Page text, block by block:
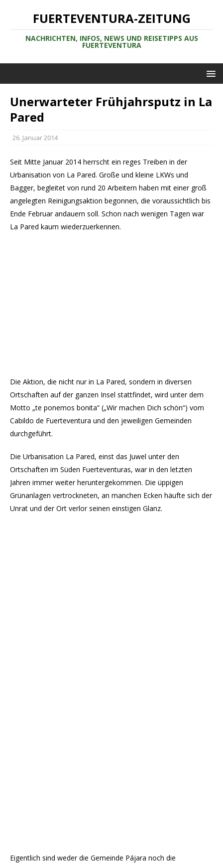
FUERTEVENTURA-ZEITUNG
NACHRICHTEN, INFOS, NEWS UND REISETIPPS AUS
FUERTEVENTURA
Unerwarteter Frühjahrsputz in La
Pared
26. Januar 2014
Seit Mitte Januar 2014 herrscht ein reges Treiben in der
Urbanisation von La Pared. Große und kleine LKWs und
Bagger, begleitet von rund 20 Arbeitern haben mit einer groß
angelegten Reinigungsaktion begonnen, die voraussichtlich bis
Ende Februar andauern soll. Schon nach wenigen Tagen war
La Pared kaum wiederzuerkennen.
Die Aktion, die nicht nur in La Pared, sondern in diversen
Ortschaften auf der ganzen Insel stattfindet, wird unter dem
Motto „te ponemos bonita“ („Wir machen Dich schön“) vom
Cabildo de Fuerteventura und den jeweiligen Gemeinden
durchgeführt.
Die Urbanisation La Pared, einst das Juwel unter den
Ortschaften im Süden Fuerteventuras, war in den letzten
Jahren immer weiter heruntergekommen. Die üppigen
Grünanlagen vertrockneten, an manchen Ecken häufte sich der
Unrat und der Ort verlor seinen einstigen Glanz.
Eigentlich sind weder die Gemeinde Pájara noch die